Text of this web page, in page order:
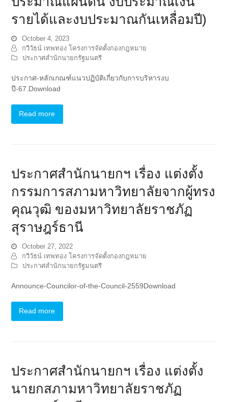
รายได้และงบประมาณกันเหลื่อมปี)
October 4, 2023
กวีวัธน์ เทพทอง โครงการจัดตั้งกองกฎหมาย
ประกาศสำนักนายกรัฐมนตรี
ประกาศ-หลักเกณฑ์แนวปฏิบัติเกี่ยวกับการบริหารงบ
ปี-67.Download
Read more
ประกาศสำนักนายกฯ เรื่อง แต่งตั้ง
กรรมการสภามหาวิทยาลัยจากผู้ทรง
คุณวุฒิ ของมหาวิทยาลัยราชภัฏ
สุราษฎร์ธานี
October 27, 2022
กวีวัธน์ เทพทอง โครงการจัดตั้งกองกฎหมาย
ประกาศสำนักนายกรัฐมนตรี
Announce-Councilor-of-the-Council-2559Download
Read more
ประกาศสำนักนายกฯ เรื่อง แต่งตั้ง
นายกสภามหาวิทยาลัยราชภัฏ